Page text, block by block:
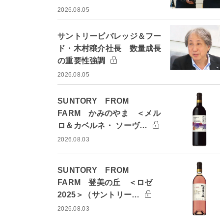
2026.08.05
サントリービバレッジ＆フー
ド・木村穣介社長 数量成長
の重要性強調
2026.08.05
SUNTORY FROM
FARM かみのやま ＜メル
ロ＆カベルネ・ ソーヴ…
2026.08.03
SUNTORY FROM
FARM 登美の丘 ＜ロゼ
2025＞（サントリー…
2026.08.03